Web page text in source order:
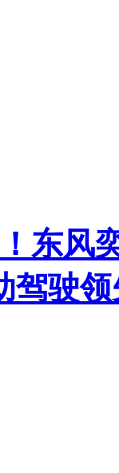
东风
驾驶